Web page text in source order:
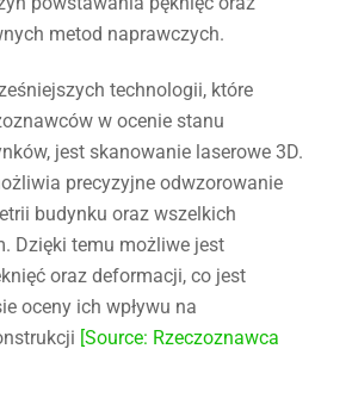
metod naprawczych.
technologii, które
w ocenie stanu
jest skanowanie laserowe 3D.
precyzyjne odwzorowanie
budynku oraz wszelkich
Dzięki temu możliwe jest
oraz deformacji, co jest
oceny ich wpływu na
[Source: Rzeczoznawca